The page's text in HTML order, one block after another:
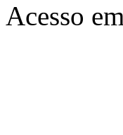
Acesso